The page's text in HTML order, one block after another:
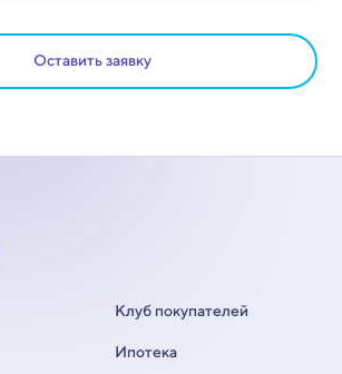
Оставить заявку
Клуб покупателей
Ипотека